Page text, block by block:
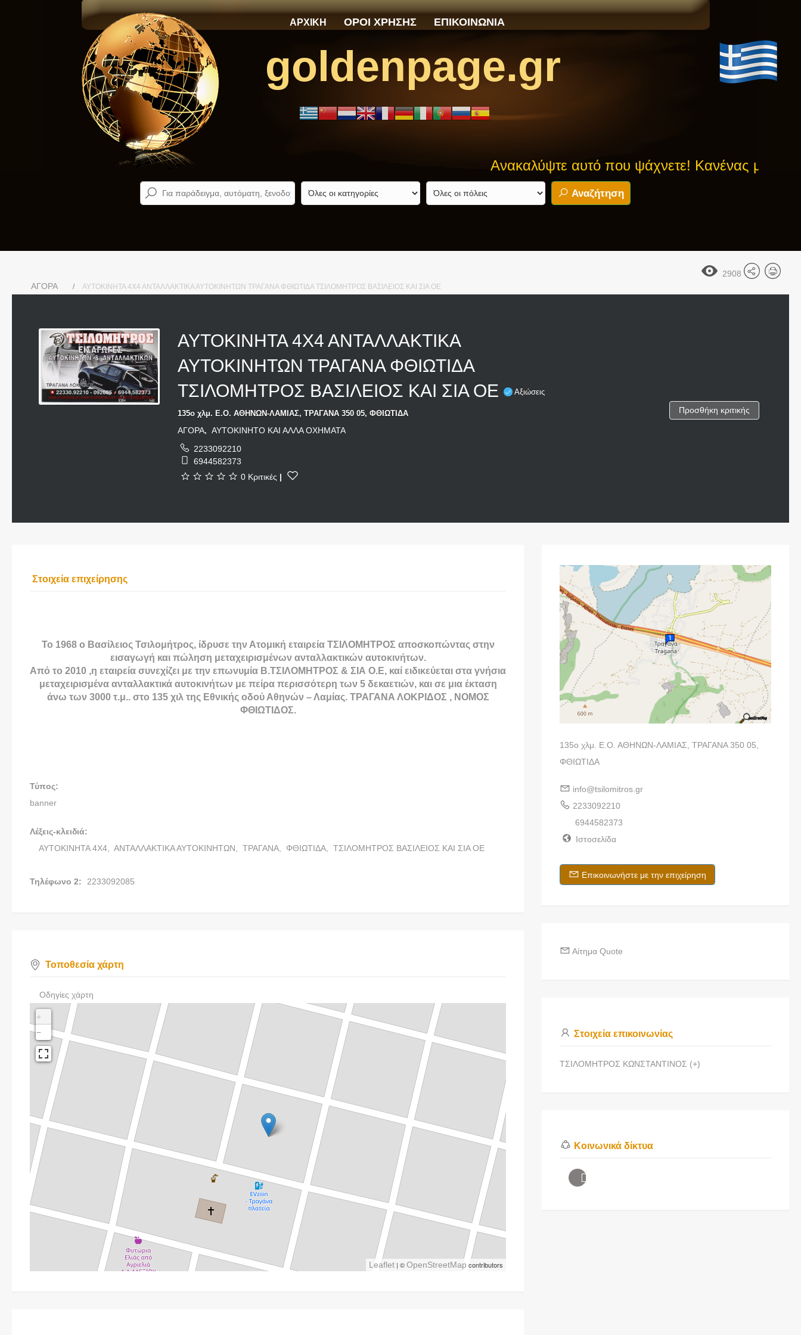
ΑΡΧΙΚΗ ΟΡΟΙ ΧΡΗΣΗΣ ΕΠΙΚΟΙΝΩΝΙΑ
goldenpage.gr
Ανακαλύψτε αυτό που ψάχνετε! Κανένας μύθος δεν
Αναζήτηση
2908
ΑΓΟΡΑ
ΑΥΤΟΚΙΝΗΤΑ 4Χ4 ΑΝΤΑΛΛΑΚΤΙΚΑ ΑΥΤΟΚΙΝΗΤΩΝ ΤΡΑΓΑΝΑ ΦΘΙΩΤΙΔΑ ΤΣΙΛΟΜΗΤΡΟΣ ΒΑΣΙΛΕΙΟΣ ΚΑΙ ΣΙΑ ΟΕ
ΑΥΤΟΚΙΝΗΤΑ 4Χ4 ΑΝΤΑΛΛΑΚΤΙΚΑ
ΑΥΤΟΚΙΝΗΤΩΝ ΤΡΑΓΑΝΑ ΦΘΙΩΤΙΔΑ
ΤΣΙΛΟΜΗΤΡΟΣ ΒΑΣΙΛΕΙΟΣ ΚΑΙ ΣΙΑ ΟΕ
Αξιώσεις
135ο χλμ. Ε.Ο. ΑΘΗΝΩΝ-ΛΑΜΙΑΣ, ΤΡΑΓΑΝΑ 350 05, ΦΘΙΩΤΙΔΑ
ΑΓΟΡΑ,ΑΥΤΟΚΙΝΗΤΟ ΚΑΙ ΑΛΛΑ ΟΧΗΜΑΤΑ
2233092210
6944582373
0 Κριτικές |
Προσθήκη κριτικής
Στοιχεία επιχείρησης
Το 1968 ο Βασίλειος Τσιλομήτρος, ίδρυσε την Ατομική εταιρεία ΤΣΙΛΟΜΗΤΡΟΣ αποσκοπώντας στην
εισαγωγή και πώληση μεταχειρισμένων ανταλλακτικών αυτοκινήτων.
Από το 2010 ,η εταιρεία συνεχίζει με την επωνυμία Β.ΤΣΙΛΟΜΗΤΡΟΣ & ΣΙΑ Ο.Ε, καί ειδικεύεται στα γνήσια
μεταχειρισμένα ανταλλακτικά αυτοκινήτων με πείρα περισσότερη των 5 δεκαετιών, και σε μια έκταση
άνω των 3000 τ.μ.. στο 135 χιλ της Εθνικής οδού Αθηνών – Λαμίας. ΤΡΑΓΑΝΑ ΛΟΚΡΙΔΟΣ , ΝΟΜΟΣ
ΦΘΙΩΤΙΔΟΣ.
Τύπος:
banner
Λέξεις-κλειδιά:
ΑΥΤΟΚΙΝΗΤΑ 4Χ4,
ΑΝΤΑΛΛΑΚΤΙΚΑ ΑΥΤΟΚΙΝΗΤΩΝ, ΤΡΑΓΑΝΑ, ΦΘΙΩΤΙΔΑ, ΤΣΙΛΟΜΗΤΡΟΣ ΒΑΣΙΛΕΙΟΣ ΚΑΙ ΣΙΑ ΟΕ
Τηλέφωνο 2: 2233092085
Τοποθεσία χάρτη
Οδηγίες χάρτη
+
−
Leaflet | ©OpenStreetMap contributors
135ο χλμ. Ε.Ο. ΑΘΗΝΩΝ-ΛΑΜΙΑΣ, ΤΡΑΓΑΝΑ 350 05,
ΦΘΙΩΤΙΔΑ
info@tsilomitros.gr
2233092210
6944582373
Ιστοσελίδα
Επικοινωνήστε με την επιχείρηση
Αίτημα Quote
Στοιχεία επικοινωνίας
ΤΣΙΛΟΜΗΤΡΟΣ ΚΩΝΣΤΑΝΤΙΝΟΣ (+)
Κοινωνικά δίκτυα